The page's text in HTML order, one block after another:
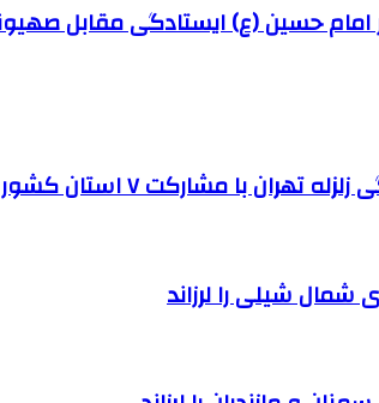
حسین (ع) ایستادگی مقابل
تهران با مشارکت ۷ استان کشور